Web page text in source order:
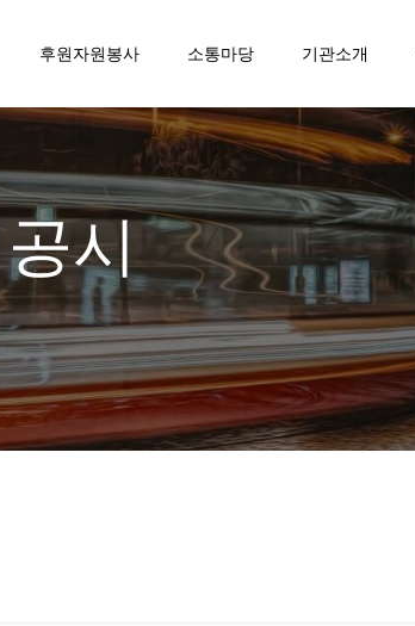
후원자원봉사 소통마당 기관소개
시